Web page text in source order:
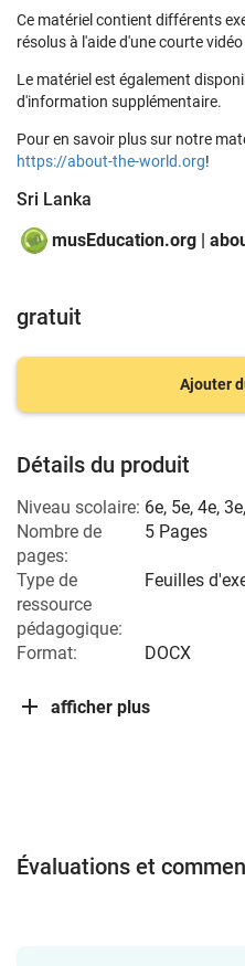
Ce matériel contient différents
résolus à l'aide d'une courte
Le matériel est également
d'information supplémentaire.
Pour en savoir plus sur notre
https://about-the-world.org!
Sri Lanka
musEducation.org |
gratuit
Ajouter
Détails du produit
Niveau scolaire: 6e, 5e, 4e, 3e,
Nombre de
pages:
5 Pages
Type de
ressource
pédagogique:
Feuilles
Format: DOCX
afficher plus
Évaluations et